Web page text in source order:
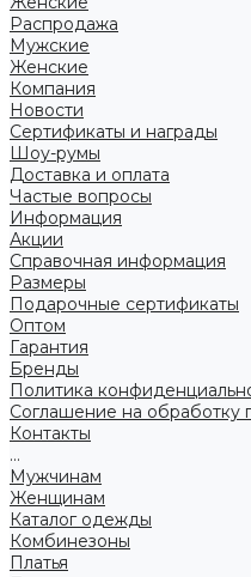
Распродажа
Мужские
Женские
Компания
Новости
Сертификаты и награды
Шоу-румы
Доставка и оплата
Частые вопросы
Информация
Акции
Справочная информация
Размеры
Подарочные сертификаты
Оптом
Гарантия
Бренды
Политика
Соглашение на обработку
Контакты
...
Мужчинам
Женщинам
Каталог одежды
Комбинезоны
Платья